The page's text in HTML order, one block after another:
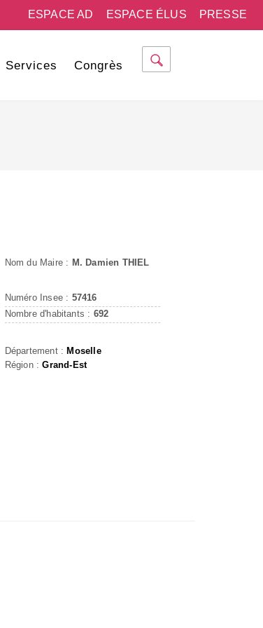
PRESSE
ESPACE ÉLUS
ESPACE AD
Services Congrès
Nom du Maire : M. Damien THIEL
Numéro Insee : 57416
Nombre d'habitants : 692
Département : Moselle
Région :Grand-Est